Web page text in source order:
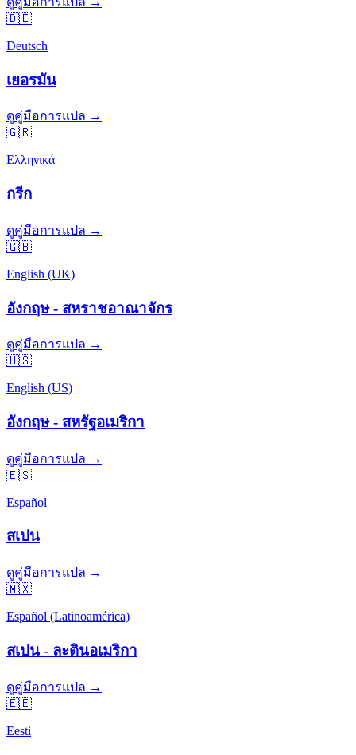
🇩🇪
Deutsch
เยอรมัน
ดูคู่มือการแปล →
🇬🇷
Ελληνικά
กรีก
ดูคู่มือการแปล →
🇬🇧
English (UK)
อังกฤษ - สหราชอาณาจักร
ดูคู่มือการแปล →
🇺🇸
English (US)
อังกฤษ - สหรัฐอเมริกา
ดูคู่มือการแปล →
🇪🇸
Español
สเปน
ดูคู่มือการแปล →
🇲🇽
Español (Latinoamérica)
สเปน - ละตินอเมริกา
ดูคู่มือการแปล →
🇪🇪
Eesti